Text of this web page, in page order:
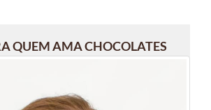
QUEM AMA CHOCOLATES